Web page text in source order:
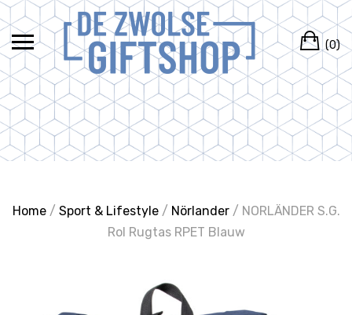
Ga
naar
de
inhoud
(0)
Home/ Sport & Lifestyle/ Nörlander/ NORLÄNDER S.G.
Rol Rugtas RPET Blauw